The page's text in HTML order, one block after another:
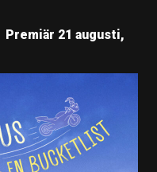
Premiär 21 augusti,